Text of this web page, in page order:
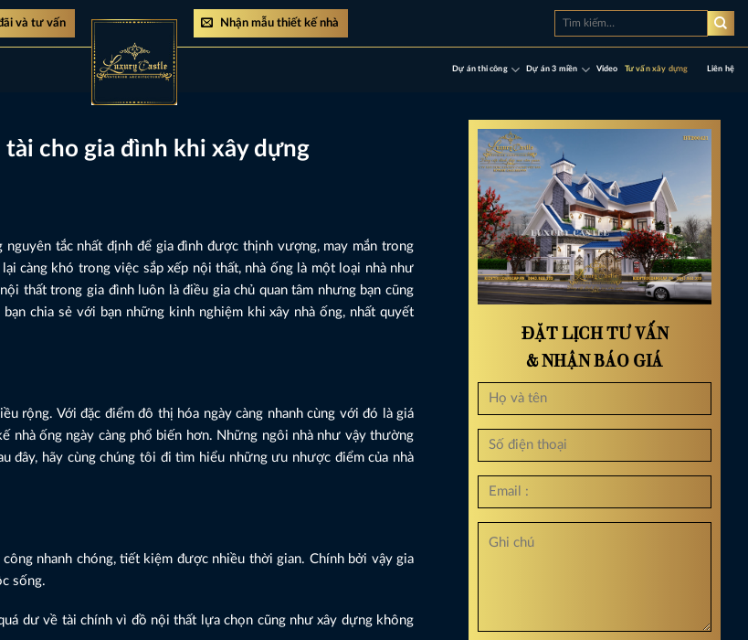
và tư vấn Nhận mẫu thiết kế nhà
Tìm
Dự án thi công Dự án 3 miền Video Tư vấn xây dựng Liên hệ
tài cho gia đình khi xây dựng
tắc nhất định để gia đình được thịnh vượng, may mắn trong
càng khó trong việc sắp xếp nội thất, nhà ống là một loại nhà như
thất trong gia đình luôn là điều gia chủ quan tâm nhưng bạn cũng
chia sẻ với bạn những kinh nghiệm khi xây nhà ống, nhất quyết
rộng. Với đặc điểm đô thị hóa ngày càng nhanh cùng với đó là giá
nhà ống ngày càng phổ biến hơn. Những ngôi nhà như vậy thường
đây, hãy cùng chúng tôi đi tìm hiểu những ưu nhược điểm của nhà
nhanh chóng, tiết kiệm được nhiều thời gian. Chính bởi vậy gia
sống.
dư về tài chính vì đồ nội thất lựa chọn cũng như xây dựng không
ĐẶT LỊCH TƯ VẤN
& NHẬN BÁO GIÁ